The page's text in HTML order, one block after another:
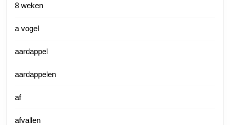
8 weken
a vogel
aardappel
aardappelen
af
afvallen